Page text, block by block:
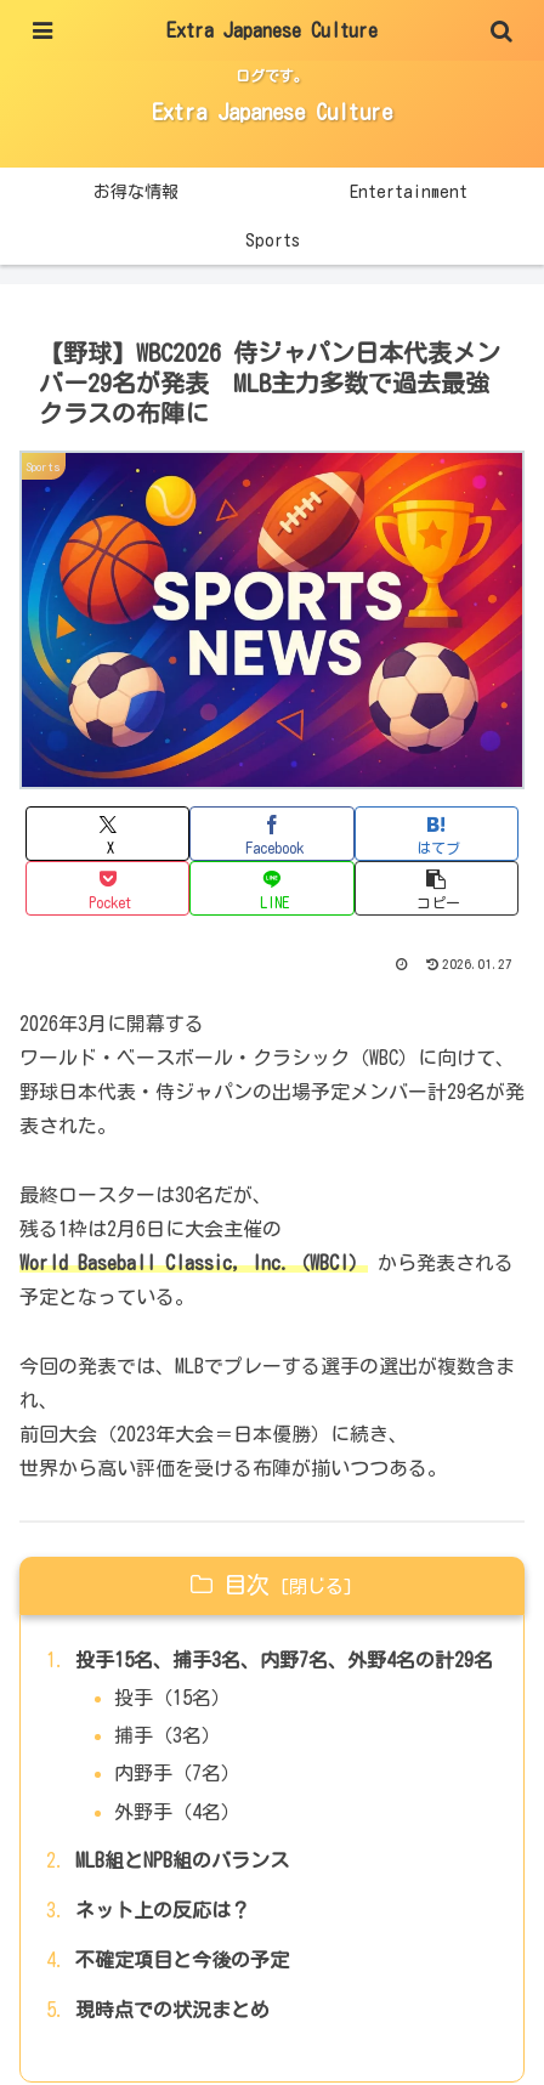
ログです。
Extra Japanese Culture
お得な情報 Entertainment
Sports
【野球】WBC2026 侍ジャパン日本代表メン
バー29名が発表 MLB主力多数で過去最強
クラスの布陣に
Sports
X Facebook はてブ
Pocket LINE コピー
2026.01.27
2026年3月に開幕する
ワールド・ベースボール・クラシック（WBC）に向けて、
野球日本代表・侍ジャパンの出場予定メンバー計29名が発
表された。
最終ロースターは30名だが、
残る1枠は2月6日に大会主催の
World Baseball Classic, Inc.（WBCI） から発表される
予定となっている。
今回の発表では、MLBでプレーする選手の選出が複数含ま
れ、
前回大会（2023年大会＝日本優勝）に続き、
世界から高い評価を受ける布陣が揃いつつある。
目次
投手15名、捕手3名、内野7名、外野4名の計29名
投手（15名）
捕手（3名）
内野手（7名）
外野手（4名）
MLB組とNPB組のバランス
ネット上の反応は？
不確定項目と今後の予定
現時点での状況まとめ
Extra Japanese Culture